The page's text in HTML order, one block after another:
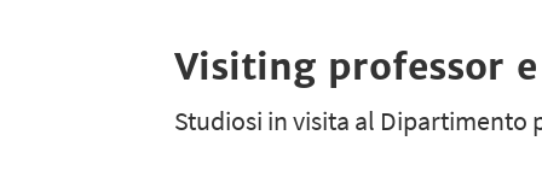
Visiting professor
Studiosi in visita al Dipartimento